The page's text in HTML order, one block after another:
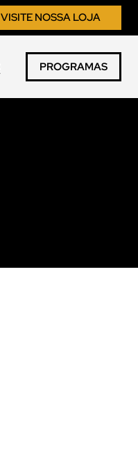
VISITE NOSSA LOJA
PROGRAMAS